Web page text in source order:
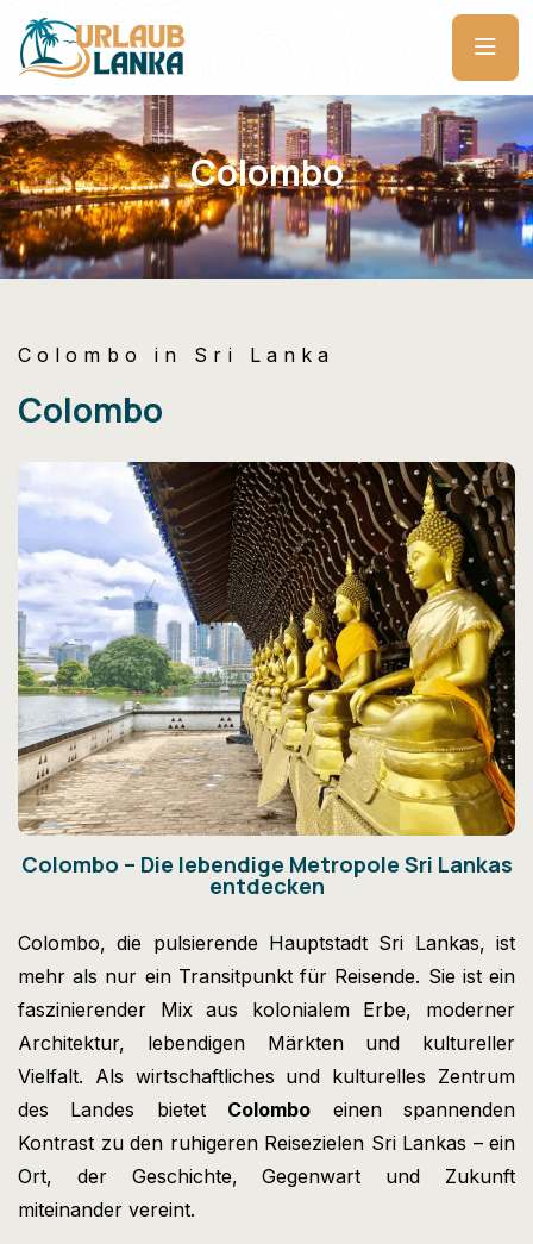
Colombo
Colombo in Sri Lanka
Colombo
Colombo – Die lebendige Metropole Sri Lankas
entdecken
Colombo, die pulsierende Hauptstadt Sri Lankas, ist
mehr als nur ein Transitpunkt für Reisende. Sie ist ein
faszinierender Mix aus kolonialem Erbe, moderner
Architektur, lebendigen Märkten und kultureller
Vielfalt. Als wirtschaftliches und kulturelles Zentrum
des Landes bietet Colombo einen spannenden
Kontrast zu den ruhigeren Reisezielen Sri Lankas – ein
Ort, der Geschichte, Gegenwart und Zukunft
miteinander vereint.